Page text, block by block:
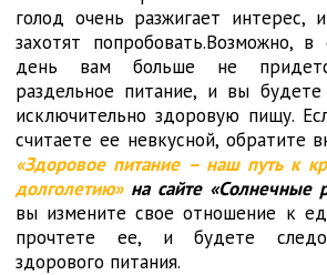
голод очень разжигает интерес,
захотят попробовать.Возможно,
день вам больше не
раздельное питание, и вы
исключительно здоровую пищу.
считаете ее невкусной, обратите
«Здоровое питание – наш путь к
долголетию»на сайте «Солнечные
вы измените свое отношение к
прочтете ее, и будете
здорового питания.